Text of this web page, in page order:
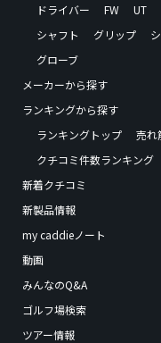
ドライバー
FW UT
シャフト
グリップ
グローブ
メーカーから探す
ランキングから探す
ランキングトップ
売れ
クチコミ件数ランキング
新着クチコミ
新製品情報
my caddieノート
動画
みんなのQ&A
ゴルフ場検索
ツアー情報